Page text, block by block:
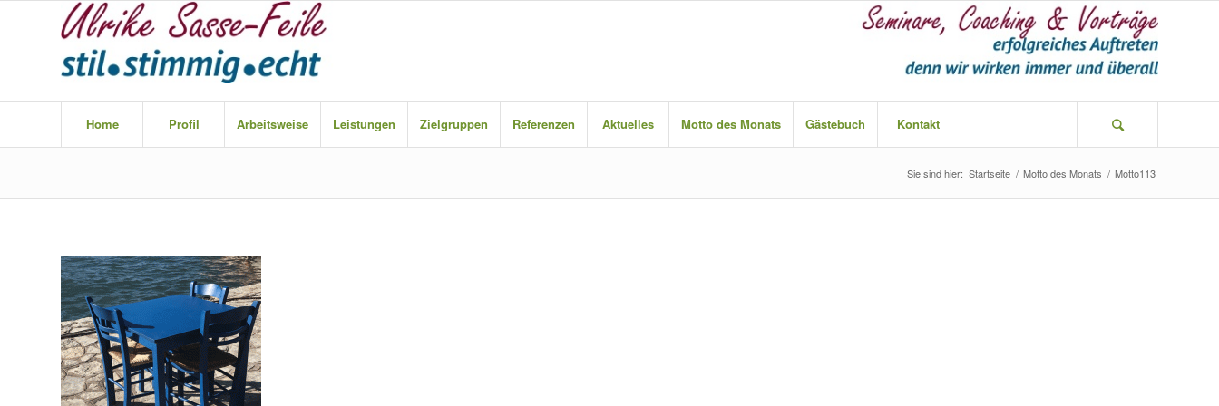
Home Profil Arbeitsweise Leistungen Zielgruppen Referenzen Aktuelles Motto des Monats Gästebuch Kontakt
Sie sind hier: Startseite / Motto des Monats / Motto113